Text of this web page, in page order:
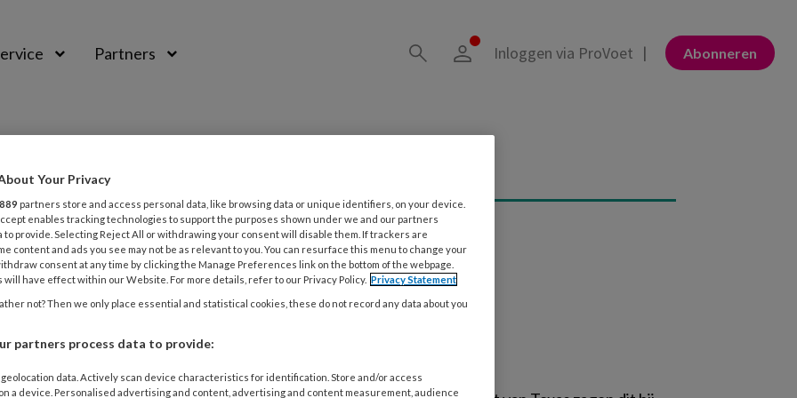
Partners Abonneren
Inloggen via ProVoet
2025
Your Privacy
889 partners store and access personal data, like browsing data or unique identifiers, on your device.
enables tracking technologies to support the purposes shown under we and our partners
to provide. Selecting Reject All or withdrawing your consent will disable them. If trackers are
content and ads you see may not be as relevant to you. You can resurface this menu to change your
consent at any time by clicking the Manage Preferences link on the bottom of the webpage.
will have effect within our Website. For more details, refer to our Privacy Policy. Privacy Statement
not? Then we only place essential and statistical cookies, these do not record any data about you
partners process data to provide:
data. Actively scan device characteristics for identification. Store and/or access
a device. Personalised advertising and content, advertising and content measurement, audience